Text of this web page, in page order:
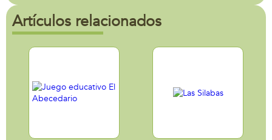
Artículos relacionados